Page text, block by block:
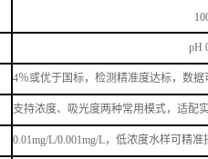
pH
4％或优于国标，检测精准度达标，数据
支持浓度、吸光度两种常用模式，适配
0.01mg/L/0.001mg/L，低浓度水样可精